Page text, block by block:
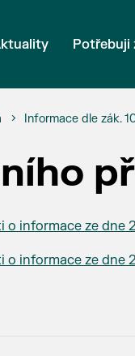
Potřebuji
Informace dle zák.
informace ze dne
informace ze dne